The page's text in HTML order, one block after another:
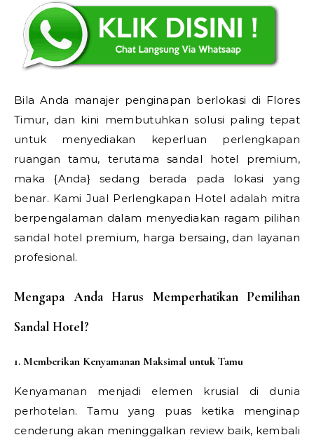
Bila Anda manajer penginapan berlokasi di Flores
Timur, dan kini membutuhkan solusi paling tepat
untuk menyediakan keperluan perlengkapan
ruangan tamu, terutama sandal hotel premium,
maka {Anda} sedang berada pada lokasi yang
benar. Kami Jual Perlengkapan Hotel adalah mitra
berpengalaman dalam menyediakan ragam pilihan
sandal hotel premium, harga bersaing, dan layanan
profesional.
Mengapa Anda Harus Memperhatikan Pemilihan
Sandal Hotel?
1. Memberikan Kenyamanan Maksimal untuk Tamu
Kenyamanan menjadi elemen krusial di dunia
perhotelan. Tamu yang puas ketika menginap
cenderung akan meninggalkan review baik, kembali